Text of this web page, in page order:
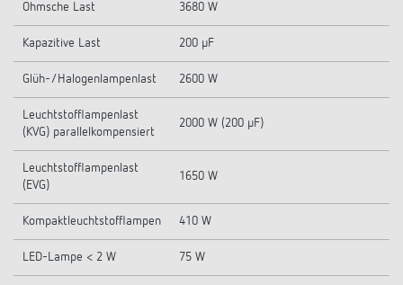
Ohmsche Last 3680 W
Kapazitive Last 200 µF
Glüh-/Halogenlampenlast 2600 W
Leuchtstofflampenlast
(KVG) parallelkompensiert
2000 W (200 µF)
Leuchtstofflampenlast
(EVG)
1650 W
Kompaktleuchtstofflampen 410 W
LED-Lampe < 2 W 75 W